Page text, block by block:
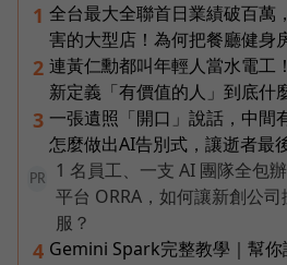
1 全台最大全聯首日業績破百萬
害的大型店！為何把餐廳健身
2 連黃仁勳都叫年輕人當水電工
新定義「有價值的人」到底什
3 一張遺照「開口」說話，中間
怎麼做出AI告別式，讓逝者最
PR
1 名員工、一支 AI 團隊全包
平台 ORRA，如何讓新創公
服？
4 Gemini Spark完整教學｜幫